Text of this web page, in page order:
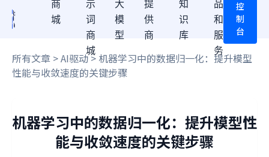
商
城
示
词
商
城
大
模
型
提
供
商
知
识
库
品
和
服
务
控
制
台
所有文章 >AI驱动> 机器学习中的数据归一化：提升模型
性能与收敛速度的关键步骤
机器学习中的数据归一化：提升模型性
能与收敛速度的关键步骤